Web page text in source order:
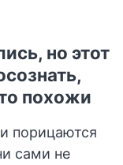
но этот
похожи
порицаются
сами не